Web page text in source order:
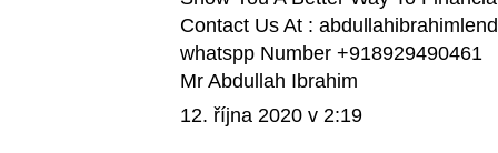
Contact Us At :
whatspp Number +918929490461
Mr Abdullah Ibrahim
12. října 2020 v 2:19